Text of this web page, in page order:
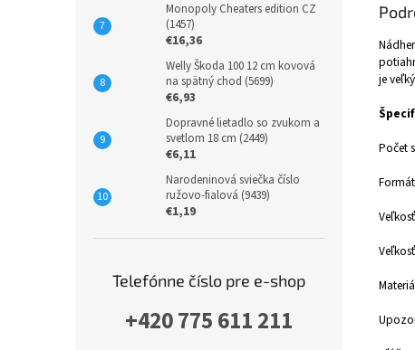
Monopoly Cheaters edition CZ
(1457)
€16,36
Welly Škoda 100 12 cm kovová
na spätný chod (5699)
€6,93
Dopravné lietadlo so zvukom a
svetlom 18 cm (2449)
€6,11
Narodeninová sviečka číslo
ružovo-fialová (9439)
€1,19
Telefónne číslo pre e-shop
+420 775 611 211
je
Počet